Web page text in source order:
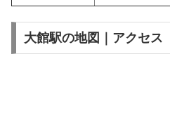
大館駅の地図｜アクセス